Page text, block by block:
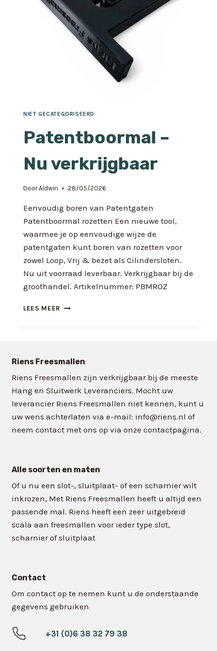
NIET GECATEGORISEERD
Patentboormal –
Nu verkrijgbaar
Door Aldwin 28/05/2026
Eenvoudig boren van Patentgaten
Patentboormal rozetten Een nieuwe tool,
waarmee je op eenvoudige wijze de
patentgaten kunt boren van rozetten voor
zowel Loop, Vrij & bezet als Cilindersloten.
Nu uit voorraad leverbaar. Verkrijgbaar bij de
groothandel. Artikelnummer: PBMROZ
LEES MEER PATENTBOORMAL
Riens Freesmallen
Riens Freesmallen zijn verkrijgbaar bij de meeste
Hang en Sluitwerk Leveranciers. Mocht uw
leverancier Riens Freesmallen niet kennen, kunt u
uw wens achterlaten via e-mail: info@riens.nl of
neem contact met ons op via onze contactpagina.
Alle soorten en maten
Of u nu een slot-, sluitplaat- of een scharnier wilt
inkrozen, Met Riens Freesmallen heeft u altijd een
passende mal. Riens heeft een zeer uitgebreid
scala aan freesmallen voor ieder type slot,
scharnier of sluitplaat
Contact
Om contact op te nemen kunt u de onderstaande
gegevens gebruiken
+31 (0)6 38 32 79 38